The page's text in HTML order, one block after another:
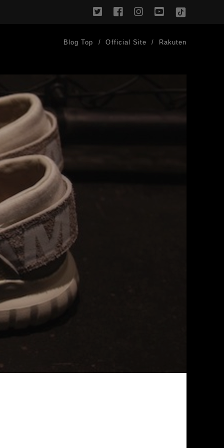
twitterfacebookinstagram
youtube
TikTok
Blog Top Official Site Rakuten